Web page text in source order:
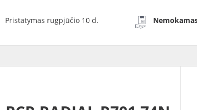
Pristatymas rugpjūčio 10 d.